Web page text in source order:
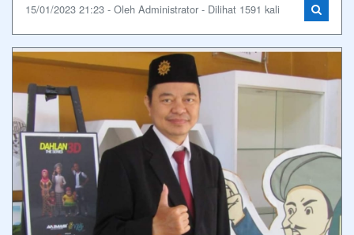
15/01/2023 21:23 - Oleh Administrator - Dilihat 1591 kali